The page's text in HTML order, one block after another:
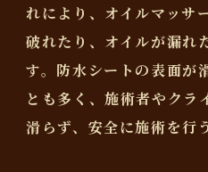
れにより、オイルマッサ
破れたり、オイルが漏れ
す。防水シートの表面が
とも多く、施術者やクラ
滑らず、安全に施術を行